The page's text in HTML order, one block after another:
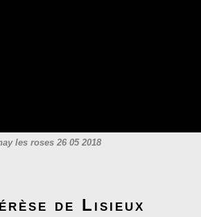
les roses 26 05 2018
de Lisieux